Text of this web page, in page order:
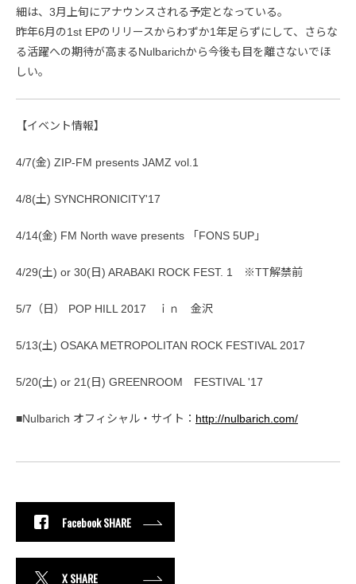
細は、3月上旬にアナウンスされる予定となっている。
昨年6月の1st EPのリリースからわずか1年足らずにして、さらな
る活躍への期待が高まるNulbarichから今後も目を離さないでほ
しい。
【イベント情報】
4/7(金) ZIP-FM presents JAMZ vol.1
4/8(土) SYNCHRONICITY'17
4/14(金) FM North wave presents 「FONS 5UP」
4/29(土) or 30(日) ARABAKI ROCK FEST. 1 ※TT解禁前
5/7（日） POP HILL 2017 ｉｎ 金沢
5/13(土) OSAKA METROPOLITAN ROCK FESTIVAL 2017
5/20(土) or 21(日) GREENROOM FESTIVAL '17
■Nulbarich オフィシャル・サイト： http://nulbarich.com/
Facebook SHARE
X SHARE